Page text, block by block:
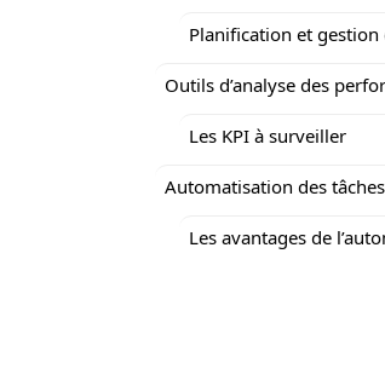
Planification et
Outils d’analyse des
Les KPI à surveiller
Automatisation des
Les avantages de